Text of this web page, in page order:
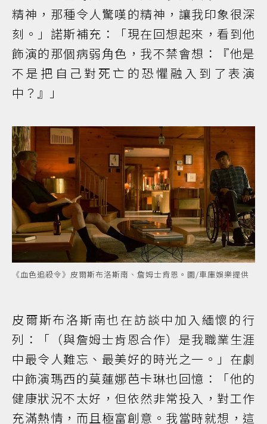
精神，那種令人驚嘆的精神，讓我印象很深
刻。」諾斯補充：「現在回想起來，看到他
飾演的那個病弱角色，我不禁會想：『他是
不是把自己對死亡的恐懼融入到了表演
中？』」
《血色追殺令》皮爾斯布洛斯南、詹姆士肯恩。圖/車庫娛樂提供
皮爾斯布洛斯南也在訪談中加入緬懷的行
列：「（與詹姆士肯恩合作）是我職業生涯
中最令人難忘、最美好的時光之一。」在劇
中飾演瑪西的莫蓮娜芭卡琳也回憶：「他的
健康狀況不太好，但依然非常投入，對工作
充滿熱情，而且極富創意。我當時就想，這